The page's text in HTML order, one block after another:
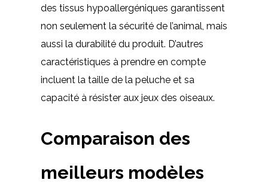
des tissus hypoallergéniques garantissent
non seulement la sécurité de l’animal, mais
aussi la durabilité du produit. D’autres
caractéristiques à prendre en compte
incluent la taille de la peluche et sa
capacité à résister aux jeux des oiseaux.
Comparaison des
meilleurs modèles